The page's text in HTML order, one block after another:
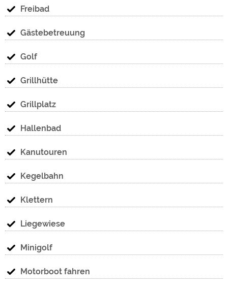
Freibad
Gästebetreuung
Golf
Grillhütte
Grillplatz
Hallenbad
Kanutouren
Kegelbahn
Klettern
Liegewiese
Minigolf
Motorboot fahren